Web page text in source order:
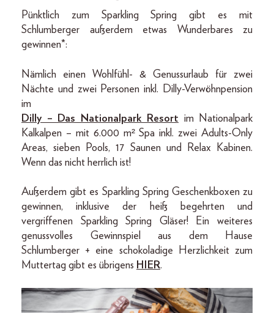
Pünktlich zum Sparkling Spring gibt es mit
Schlumberger außerdem etwas Wunderbares zu
gewinnen*:
Nämlich einen Wohlfühl- & Genussurlaub für zwei
Nächte und zwei Personen inkl. Dilly-Verwöhnpension
im
Dilly – Das Nationalpark Resort im Nationalpark
Kalkalpen – mit 6.000 m² Spa inkl. zwei Adults-Only
Areas, sieben Pools, 17 Saunen und Relax Kabinen.
Wenn das nicht herrlich ist!
Außerdem gibt es Sparkling Spring Geschenkboxen zu
gewinnen, inklusive der heiß begehrten und
vergriffenen Sparkling Spring Gläser! Ein weiteres
genussvolles Gewinnspiel aus dem Hause
Schlumberger + eine schokoladige Herzlichkeit zum
Muttertag gibt es übrigens HIER.